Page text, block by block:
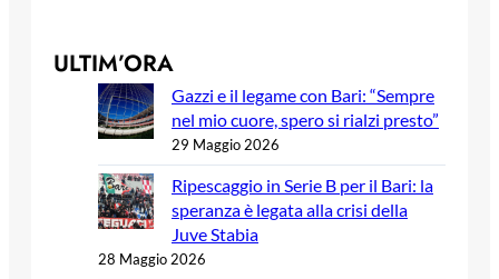
ULTIM’ORA
Gazzi e il legame con Bari: “Sempre
nel mio cuore, spero si rialzi presto”
29 Maggio 2026
Ripescaggio in Serie B per il Bari: la
speranza è legata alla crisi della
Juve Stabia
28 Maggio 2026